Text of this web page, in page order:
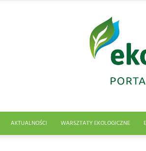
AKTUALNOŚCI WARSZTATY EKOLOGICZNE